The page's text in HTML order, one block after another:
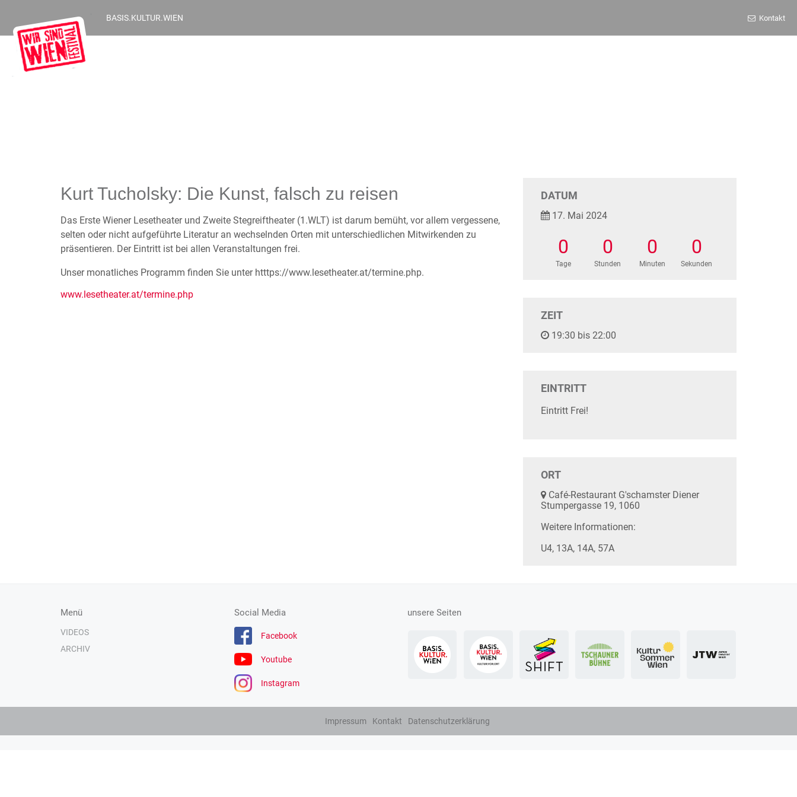
BASIS.KULTUR.WIEN Kontakt
Kurt Tucholsky: Die Kunst, falsch zu reisen
Das Erste Wiener Lesetheater und Zweite Stegreiftheater (1.WLT) ist darum bemüht, vor allem vergessene,
selten oder nicht aufgeführte Literatur an wechselnden Orten mit unterschiedlichen Mitwirkenden zu
präsentieren. Der Eintritt ist bei allen Veranstaltungen frei.
Unser monatliches Programm finden Sie unter htttps://www.lesetheater.at/termine.php.
www.lesetheater.at/termine.php
DATUM
17. Mai 2024
0
Tage
0
Stunden
0
Minuten
0
Sekunden
ZEIT
19:30 bis 22:00
EINTRITT
Eintritt Frei!
ORT
Café-Restaurant G'schamster Diener
Stumpergasse 19, 1060
Weitere Informationen:
U4, 13A, 14A, 57A
Menü
VIDEOS
ARCHIV
Social Media
Facebook
Youtube
Instagram
unsere Seiten
Impressum Kontakt Datenschutzerklärung